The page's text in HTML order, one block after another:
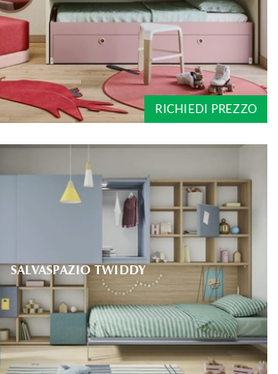
RICHIEDI PREZZO
SALVASPAZIO TWIDDY